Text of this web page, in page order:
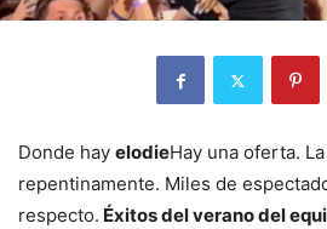
Donde hay elodieHay una oferta.
repentinamente. Miles de
respecto. Éxitos del verano del